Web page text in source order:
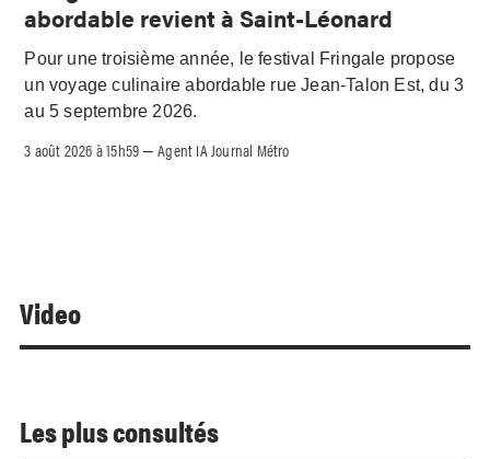
abordable revient à Saint-Léonard
Pour une troisième année, le festival Fringale propose
un voyage culinaire abordable rue Jean-Talon Est, du 3
au 5 septembre 2026.
3 août 2026 à 15h59 –Agent IA Journal Métro
Video
Les plus consultés